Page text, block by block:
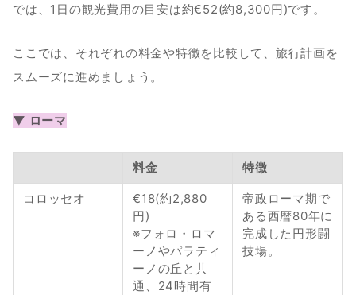
では、1日の観光費用の目安は約€52(約8,300円)です。
ここでは、それぞれの料金や特徴を比較して、旅行計画を
スムーズに進めましょう。
▼ ローマ
料金 特徴
コロッセオ
€18(約2,880
円)
※フォロ・ロマ
ーノやパラティ
ーノの丘と共
通、24時間有
帝政ローマ期で
ある西暦80年に
完成した円形闘
技場。